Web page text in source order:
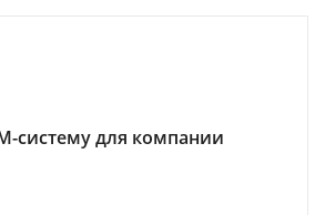
систему для компании